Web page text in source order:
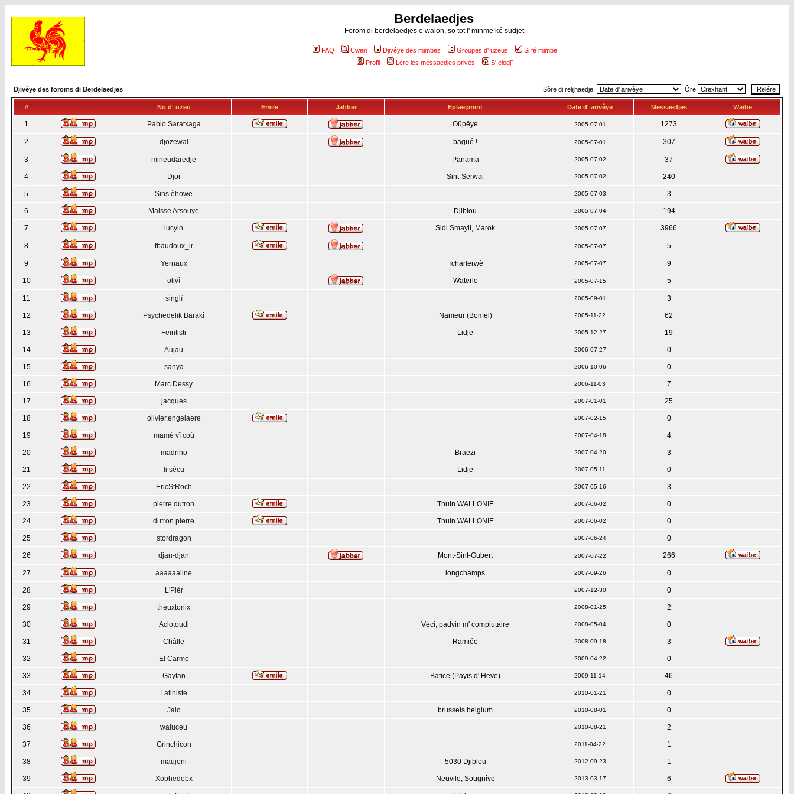
Berdelaedjes
Forom di berdelaedjes e walon, so tot l' minme ké sudjet
FAQ Cweri Djivêye des mimbes Groupes d' uzeus
Si fé mimbe
Profil
Lére les messaedjes privés S' elodjî
Djivêye des foroms di Berdelaedjes Sôre di relijhaedje: Ôre
# No d' uzeu Emile Jabber Eplaeçmint Date d' arivêye Messaedjes Waibe
1 Pablo Saratxaga Oûpêye 2005-07-01 1273
2 djozewal bagué ! 2005-07-01 307
3 mineudaredje Panama 2005-07-02 37
4 Djor Sint-Serwai 2005-07-02 240
5 Sins èhowe 2005-07-03 3
6 Maisse Arsouye Djiblou 2005-07-04 194
7 lucyin Sidi Smayil, Marok 2005-07-07 3966
8 fbaudoux_ir 2005-07-07 5
9 Yernaux Tcharlerwè 2005-07-07 9
10 olivî Waterlo 2005-07-15 5
11 singlî 2005-09-01 3
12 Psychedelik Barakî Nameur (Bomel) 2005-11-22 62
13 Feintisti Lidje 2005-12-27 19
14 Aujau 2006-07-27 0
15 sanya 2006-10-06 0
16 Marc Dessy 2006-11-03 7
17 jacques 2007-01-01 25
18 olivier.engelaere 2007-02-15 0
19 mamé vî coû 2007-04-18 4
20 madnho Braezi 2007-04-20 3
21 li sécu Lidje 2007-05-11 0
22 EricStRoch 2007-05-16 3
23 pierre dutron Thuin WALLONIE 2007-06-02 0
24 dutron pierre Thuin WALLONIE 2007-06-02 0
25 stordragon 2007-06-24 0
26 djan-djan Mont-Sint-Gubert 2007-07-22 266
27 aaaaaaline longchamps 2007-09-26 0
28 L'Pièr 2007-12-30 0
29 theuxtonix 2008-01-25 2
30 Aclotoudi Véci, padvin m' compiutaire 2008-05-04 0
31 Châlle Ramiée 2008-09-18 3
32 El Carmo 2009-04-22 0
33 Gaytan Batice (Payis d' Heve) 2009-11-14 46
34 Latiniste 2010-01-21 0
35 Jaio brussels belgium 2010-08-01 0
36 waluceu 2010-08-21 2
37 Grinchicon 2011-04-22 1
38 maujeni 5030 Djiblou 2012-09-23 1
39 Xophedebx Neuvile, Sougnîye 2013-03-17 6